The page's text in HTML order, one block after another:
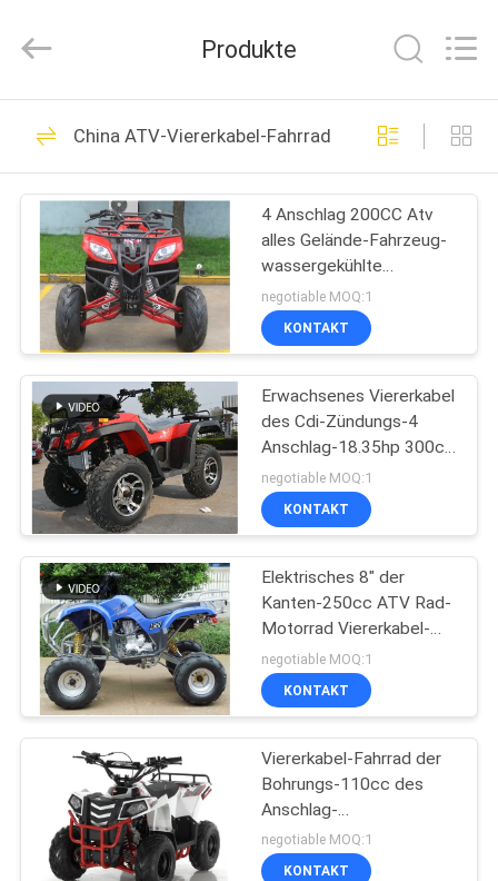
HAUS
PRODUKTE
ÜBER
UNS
FABRIK-
AUSFLUG
QUALITÄTSKONTROLLE
TRETEN
SIE
MIT
UNS
VERBINDUNG
FORDERN
Co.,Ltd.
Vierrad-ATV
32
ATV-Viererkabel-
Fahrrad
27
Nutzen-Fahrzeuge
ATV
58
Produkte
China ATV-Viererkabel-Fahrrad
4 Anschlag 200CC Atv
alles Gelände-Fahrzeug-
wassergekühlte
einzylindrige
negotiable MOQ:1
KONTAKT
Erwachsenes Viererkabel
des Cdi-Zündungs-4
Anschlag-18.35hp 300cc
Atv fährt 4x4 65km/H
rad
negotiable MOQ:1
KONTAKT
Elektrisches 8" der
Kanten-250cc ATV Rad-
Motorrad Viererkabel-
des Fahrrad-4 mit
manueller Kupplung
negotiable MOQ:1
KONTAKT
Viererkabel-Fahrrad der
Bohrungs-110cc des
Anschlag-
52.4mm×49.5mm ATV
negotiable MOQ:1
KONTAKT